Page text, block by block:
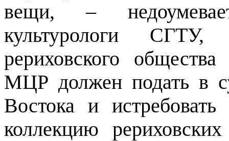
вещи, –
культурологи СГТУ,
рериховского
МЦР должен подать в
Востока и
коллекцию